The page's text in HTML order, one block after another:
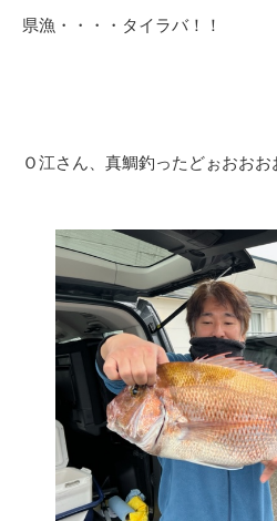
県漁・・・・タイラバ！！
Ｏ江さん、真鯛釣ったどぉおおお